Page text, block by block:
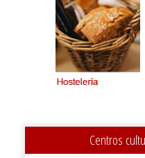
Centros